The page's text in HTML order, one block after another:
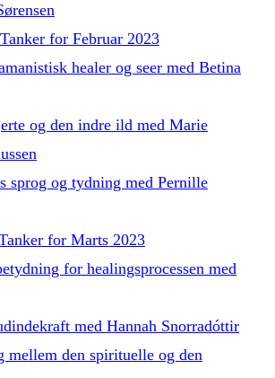
for Februar 2023
healer og seer med Betina
og den indre ild med Marie
sprog og tydning med Pernille
for Marts 2023
for healingsprocessen med
med Hannah Snorradóttir
mellem den spirituelle og den